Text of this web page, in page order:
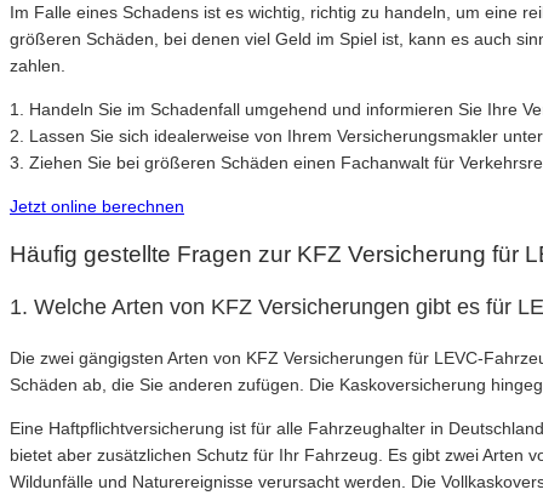
Im Falle eines Schadens ist es wichtig, richtig zu handeln, um eine
größeren Schäden, bei denen viel Geld im Spiel ist, kann es auch
zahlen.
1. Handeln Sie im Schadenfall umgehend und informieren Sie Ihre
2. Lassen Sie sich idealerweise von Ihrem Versicherungsmakler
3. Ziehen Sie bei größeren Schäden einen Fachanwalt für
Jetzt online berechnen
Häufig gestellte Fragen zur KFZ Versicherung für
1. Welche Arten von KFZ Versicherungen gibt es für
Die zwei gängigsten Arten von KFZ Versicherungen für LEVC-
Schäden ab, die Sie anderen zufügen. Die Kaskoversicherung
Eine Haftpflichtversicherung ist für alle Fahrzeughalter in
bietet aber zusätzlichen Schutz für Ihr Fahrzeug. Es gibt zwei Arten
Wildunfälle und Naturereignisse verursacht werden. Die